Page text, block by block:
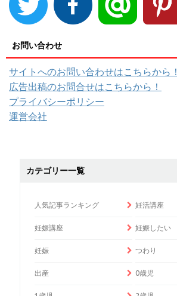
お問い合わせ
サイトへのお問い合わせはこちらから！
広告出稿のお問合せはこちらから！
プライバシーポリシー
運営会社
カテゴリー一覧
人気記事ランキング 妊活講座
妊娠講座 妊娠したい
妊娠 つわり
出産 0歳児